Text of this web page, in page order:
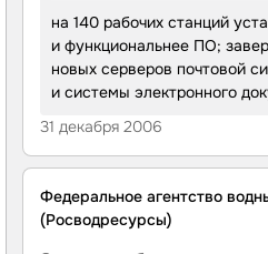
контролируемые приемно-
пожарными приборами
Система АПС позволяет
сработку извещателей как
любых шлейфах.
людей о пожаре,
сигнальных сирен и
Средства оповещения
приборов «Сигнал-20П
режим при возникновении
на 140 рабочих станций
и функциональнее ПО;
новых серверов почтовой
и системы электронного
системы Росводресурсов с
системой Министерства
доступ сотрудников в
данных от
31 декабря 2006
Федеральное агентство
(Росводресурсы)